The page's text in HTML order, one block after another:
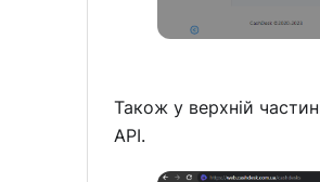
Також у верхній
API.